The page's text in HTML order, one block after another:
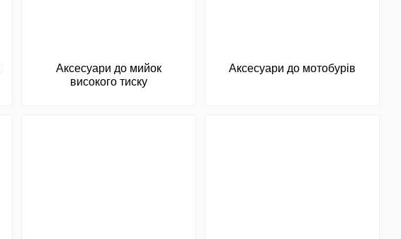
Аксесуари до мийок
високого тиску
Аксесуари до мотобурів